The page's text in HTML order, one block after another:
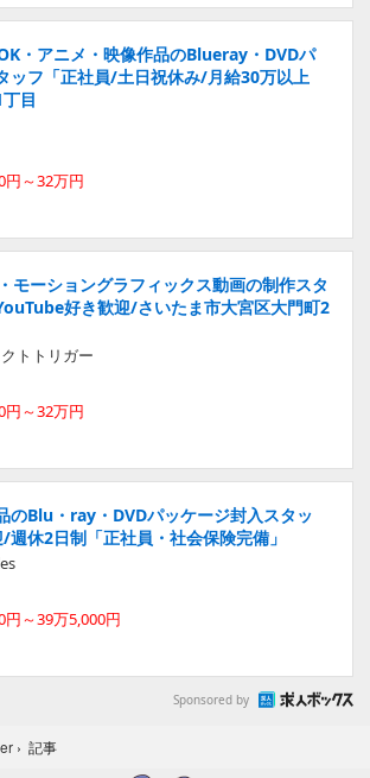
・アニメ・映像作品のBlueray・DVDパ
ッフ「正社員/土日祝休み/月給30万以上
目
円～32万円
モーショングラフィックス動画の制作スタ
好き歓迎/さいたま市大宮区大門町2
トトリガー
円～32万円
のBlu・ray・DVDパッケージ封入スタッ
週休2日制「正社員・社会保険完備」
円～39万5,000円
Sponsored by
› 記事